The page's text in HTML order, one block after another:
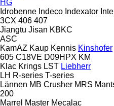
HG
Idrobenne Indeco Indexator
3CX 406 407
Jiangtu Jisan KBKC
ASC
KamAZ Kaup Kennis Kinshofer
605 C18VE D09HPX KM
Klac Krings LST Liebherr
LH R-series T-series
Lännen MB Crusher MRS
200
Marrel Master Mecalac